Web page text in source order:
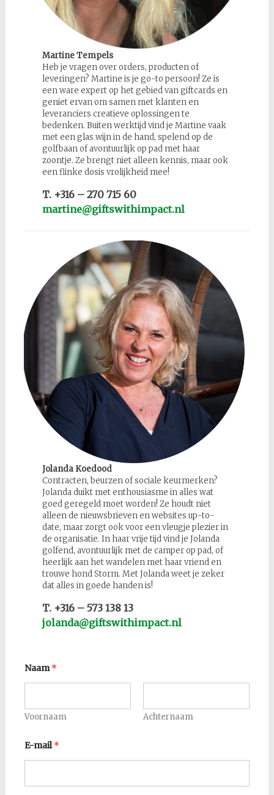
Martine Tempels
Heb je vragen over orders, producten of
leveringen? Martine is je go-to persoon! Ze is
een ware expert op het gebied van giftcards en
geniet ervan om samen met klanten en
leveranciers creatieve oplossingen te
bedenken. Buiten werktijd vind je Martine vaak
met een glas wijn in de hand, spelend op de
golfbaan of avontuurlijk op pad met haar
zoontje. Ze brengt niet alleen kennis, maar ook
een flinke dosis vrolijkheid mee!
T. +316 – 270 715 60
martine@giftswithimpact.nl
Jolanda Koedood
Contracten, beurzen of sociale keurmerken?
Jolanda duikt met enthousiasme in alles wat
goed geregeld moet worden! Ze houdt niet
alleen de nieuwsbrieven en websites up-to-
date, maar zorgt ook voor een vleugje plezier in
de organisatie. In haar vrije tijd vind je Jolanda
golfend, avontuurlijk met de camper op pad, of
heerlijk aan het wandelen met haar vriend en
trouwe hond Storm. Met Jolanda weet je zeker
dat alles in goede handen is!
T. +316 – 573 138 13
jolanda@giftswithimpact.nl
Naam*
Voornaam Achternaam
E-mail *